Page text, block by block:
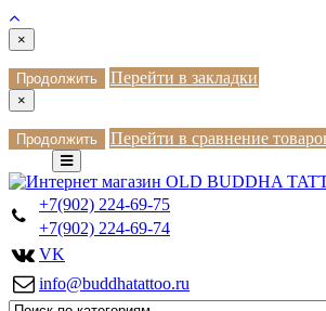
×
Продолжить Перейти в закладки
×
Продолжить Перейти в сравнение
+7(902) 224-69-75
+7(902) 224-69-74
VK
info@buddhatattoo.ru